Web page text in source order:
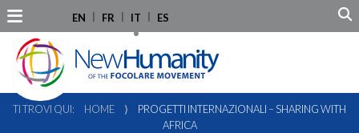
EN FR IT ES
TI TROVI QUI: HOME ⟩
PROGETTI INTERNAZIONALI – SHARING WITH
AFRICA